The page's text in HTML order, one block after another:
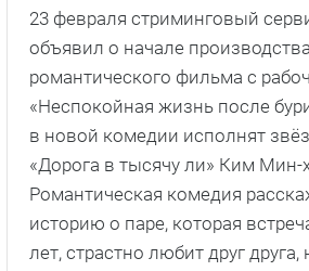
23 февраля стриминговый
объявил о начале
романтического фильма с
«Неспокойная жизнь после
в новой комедии исполнят
«Дорога в тысячу ли» Ким Мин-
Романтическая комедия
историю о паре, которая
лет, страстно любит друг друга,